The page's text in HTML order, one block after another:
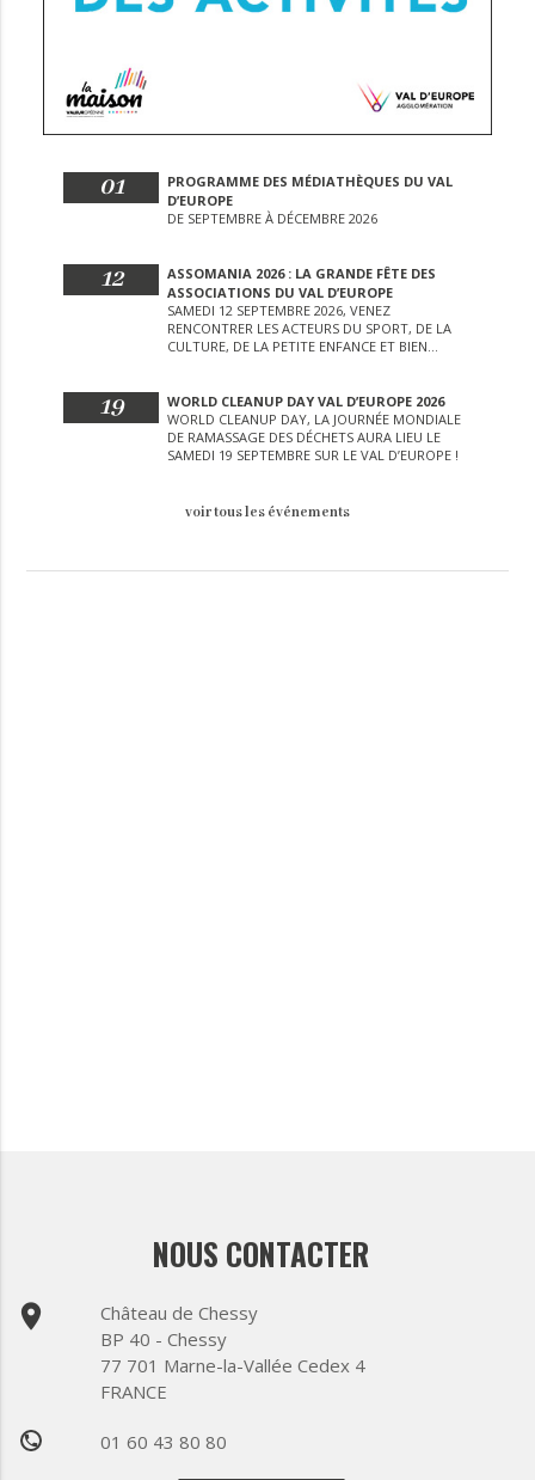
01
PROGRAMME DES MÉDIATHÈQUES DU VAL
D’EUROPE
DE SEPTEMBRE À DÉCEMBRE 2026
12
ASSOMANIA 2026 : LA GRANDE FÊTE DES
ASSOCIATIONS DU VAL D’EUROPE
SAMEDI 12 SEPTEMBRE 2026, VENEZ
RENCONTRER LES ACTEURS DU SPORT, DE LA
CULTURE, DE LA PETITE ENFANCE ET BIEN
19
WORLD CLEANUP DAY VAL D’EUROPE 2026
WORLD CLEANUP DAY, LA JOURNÉE MONDIALE
DE RAMASSAGE DES DÉCHETS AURA LIEU LE
SAMEDI 19 SEPTEMBRE SUR LE VAL D’EUROPE !
voir tous les événements
NOUS CONTACTER
place
Château de Chessy
BP 40 - Chessy
77 701 Marne-la-Vallée Cedex 4
FRANCE
phone 01 60 43 80 80